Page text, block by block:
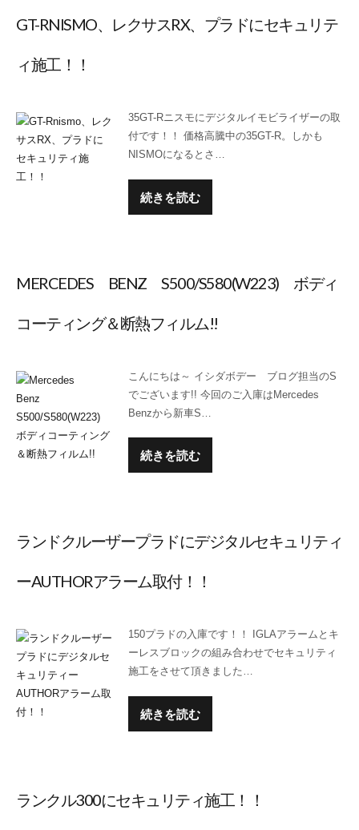
GT-RNISMO、レクサスRX、プラドにセキュリテ
ィ施工！！
35GT-Rニスモにデジタルイモビライザーの取
付です！！ 価格高騰中の35GT-R。しかも
NISMOになるとさ…
続きを読む
MERCEDES BENZ S500/S580(W223) ボディ
コーティング＆断熱フィルム!!
こんにちは～ イシダボデー ブログ担当のS
でございます!! 今回のご入庫はMercedes
Benzから新車S…
続きを読む
ランドクルーザープラドにデジタルセキュリティ
ーAUTHORアラーム取付！！
150プラドの入庫です！！ IGLAアラームとキ
ーレスブロックの組み合わせでセキュリティ
施工をさせて頂きました…
続きを読む
ランクル300にセキュリティ施工！！